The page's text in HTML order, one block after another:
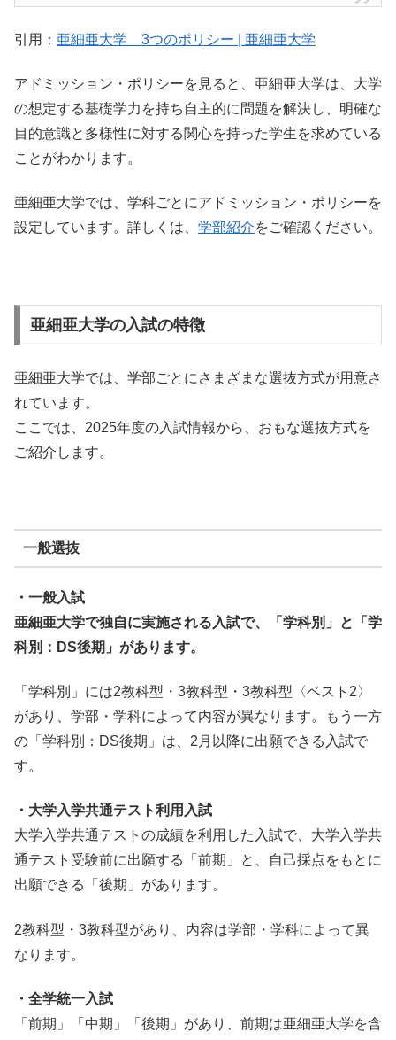
引用： 亜細亜大学 3つのポリシー | 亜細亜大学
アドミッション・ポリシーを見ると、亜細亜大学は、大学
の想定する基礎学力を持ち自主的に問題を解決し、明確な
目的意識と多様性に対する関心を持った学生を求めている
ことがわかります。
亜細亜大学では、学科ごとにアドミッション・ポリシーを
設定しています。詳しくは、 学部紹介をご確認ください。
亜細亜大学の入試の特徴
亜細亜大学では、学部ごとにさまざまな選抜方式が用意さ
れています。
ここでは、2025年度の入試情報から、おもな選抜方式を
ご紹介します。
一般選抜
・一般入試
亜細亜大学で独自に実施される入試で、「学科別」と「学
科別：DS後期」があります。
「学科別」には2教科型・3教科型・3教科型〈ベスト2〉
があり、学部・学科によって内容が異なります。もう一方
の「学科別：DS後期」は、2月以降に出願できる入試で
す。
・大学入学共通テスト利用入試
大学入学共通テストの成績を利用した入試で、大学入学共
通テスト受験前に出願する「前期」と、自己採点をもとに
出願できる「後期」があります。
2教科型・3教科型があり、内容は学部・学科によって異
なります。
・全学統一入試
「前期」「中期」「後期」があり、前期は亜細亜大学を含